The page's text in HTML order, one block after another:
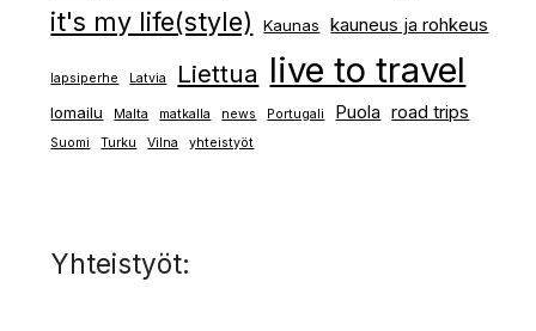
it's my life(style) Kaunas kauneus ja rohkeus
lapsiperhe Latvia Liettua live to travel
lomailu Malta matkalla news Portugali Puola road trips
Suomi Turku Vilna yhteistyöt
Yhteistyöt: